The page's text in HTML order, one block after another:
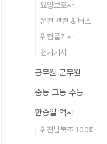
요양보호사
운전 관련 & 버스
위험물기사
전기기사
공무원 군무원
중등 고등 수능
한중일 역사
위진남북조 100화